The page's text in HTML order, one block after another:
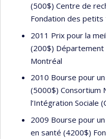
(500$) Centre de
Fondation des
2011 Prix pour la
(200$) Département
Montréal
2010 Bourse pour
(5000$) Consortium
l’Intégration Sociale
2009 Bourse pour
en santé (4200$)